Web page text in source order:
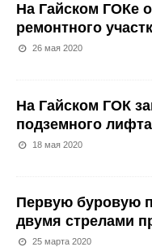
На Гайском ГОКе
ремонтного
26 мая 2020
На Гайском ГОК
подземного лифта
18 мая 2020
Первую буровую
двумя стрелами
25 марта 2020